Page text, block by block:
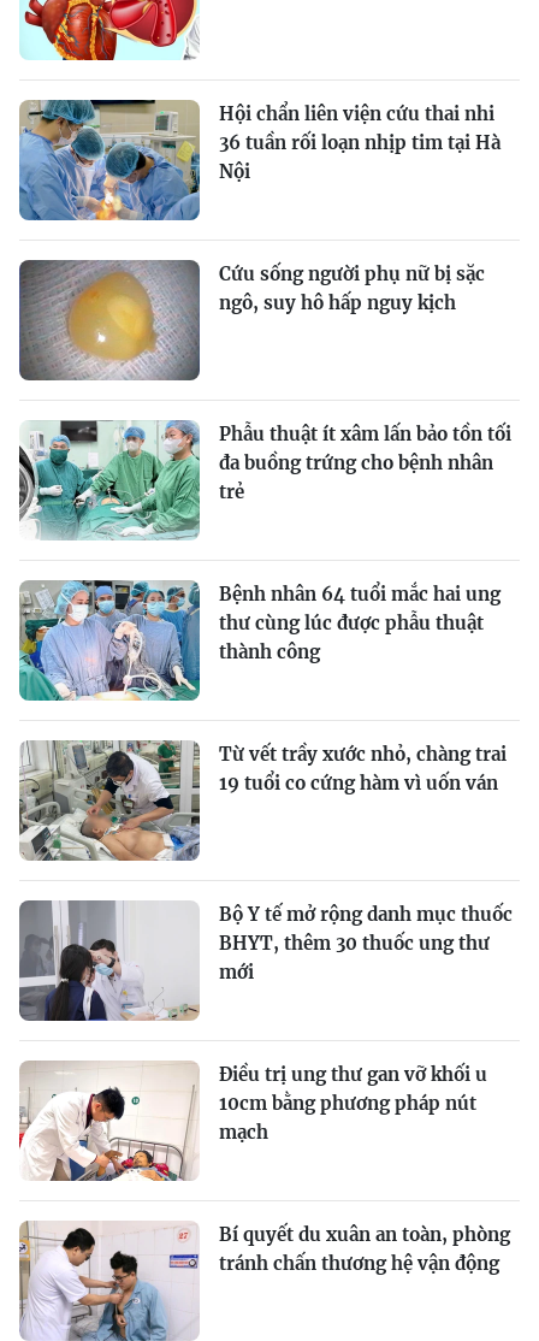
Hội chẩn liên viện cứu thai nhi
36 tuần rối loạn nhịp tim tại Hà
Nội
Cứu sống người phụ nữ bị sặc
ngô, suy hô hấp nguy kịch
Phẫu thuật ít xâm lấn bảo tồn tối
đa buồng trứng cho bệnh nhân
trẻ
Bệnh nhân 64 tuổi mắc hai ung
thư cùng lúc được phẫu thuật
thành công
Từ vết trầy xước nhỏ, chàng trai
19 tuổi co cứng hàm vì uốn ván
Bộ Y tế mở rộng danh mục thuốc
BHYT, thêm 30 thuốc ung thư
mới
Điều trị ung thư gan vỡ khối u
10cm bằng phương pháp nút
mạch
Bí quyết du xuân an toàn, phòng
tránh chấn thương hệ vận động